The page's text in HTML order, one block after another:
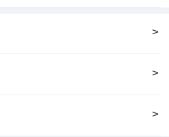
>
>
>